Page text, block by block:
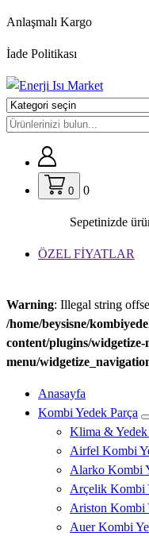
İçeriğe
Anlaşmalı Kargo
İade Politikası
0 0
Sepetinizde
ÖZEL FİYATLAR
Warning: Illegal string
/home/beysisne/
content/plugins/
menu/
Anasayfa
Kombi Yedek Parça
Klima & Yedek
Airfel Kombi
Alarko Kombi
Arçelik Kombi
Ariston Kombi
Auer Kombi